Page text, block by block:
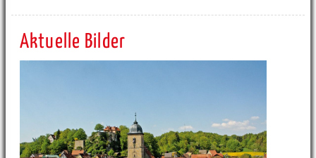
Aktuelle Bilder